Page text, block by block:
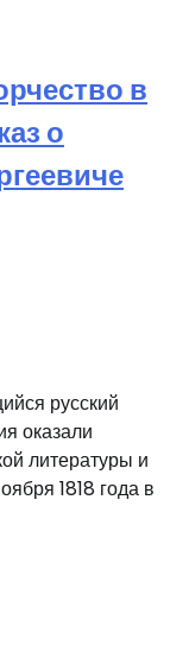
в
о
русский
оказали
литературы и
1818 года в